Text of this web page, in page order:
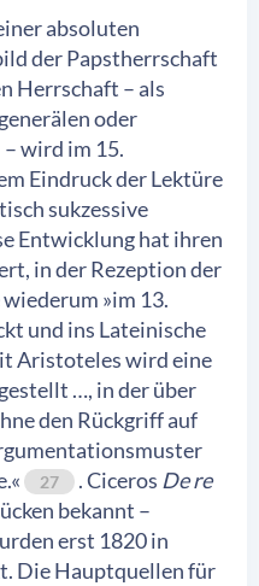
absoluten
der Papstherrschaft
Herrschaft – als
oder
wird im 15.
Eindruck der Lektüre
sukzessive
Entwicklung hat ihren
in der Rezeption der
wiederum »im 13.
und ins Lateinische
Aristoteles wird eine
…, in der über
den Rückgriff auf
27 . Ciceros De re
bekannt –
erst 1820 in
Die Hauptquellen für